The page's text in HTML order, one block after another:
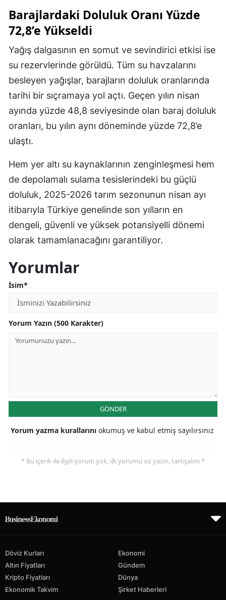
Barajlardaki Doluluk Oranı Yüzde
72,8’e Yükseldi
Yağış dalgasının en somut ve sevindirici etkisi ise
su rezervlerinde görüldü. Tüm su havzalarını
besleyen yağışlar, barajların doluluk oranlarında
tarihi bir sıçramaya yol açtı. Geçen yılın nisan
ayında yüzde 48,8 seviyesinde olan baraj doluluk
oranları, bu yılın aynı döneminde yüzde 72,8’e
ulaştı.
Hem yer altı su kaynaklarının zenginleşmesi hem
de depolamalı sulama tesislerindeki bu güçlü
doluluk, 2025-2026 tarım sezonunun nisan ayı
itibarıyla Türkiye genelinde son yılların en
dengeli, güvenli ve yüksek potansiyelli dönemi
olarak tamamlanacağını garantiliyor.
Yorumlar
İsim*
Yorum Yazın (500 Karakter)
GÖNDER
Yorum yazma kurallarını okumuş ve kabul etmiş sayılırsınız
* Bu içerik ile ilgili yorum yok, ilk yorumu siz yazın, tartışalım *
Döviz Kurları
Altın Fiyatları
Kripto Fiyatları
Ekonomik Takvim
Ekonomi
Gündem
Dünya
Şirket Haberleri